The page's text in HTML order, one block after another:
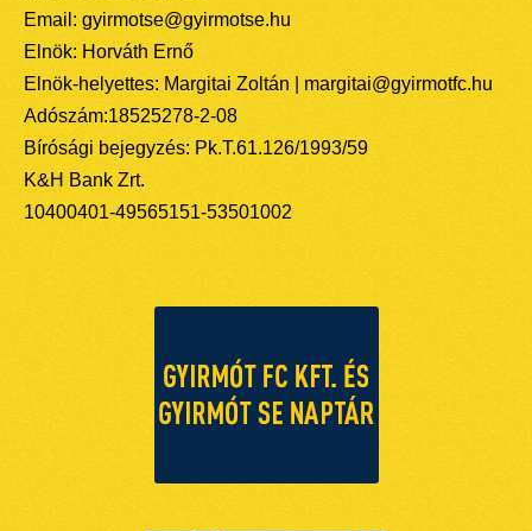
Email: gyirmotse@gyirmotse.hu
Elnök: Horváth Ernő
Elnök-helyettes: Margitai Zoltán | margitai@gyirmotfc.hu
Adószám:18525278-2-08
Bírósági bejegyzés: Pk.T.61.126/1993/59
K&H Bank Zrt.
10400401-49565151-53501002